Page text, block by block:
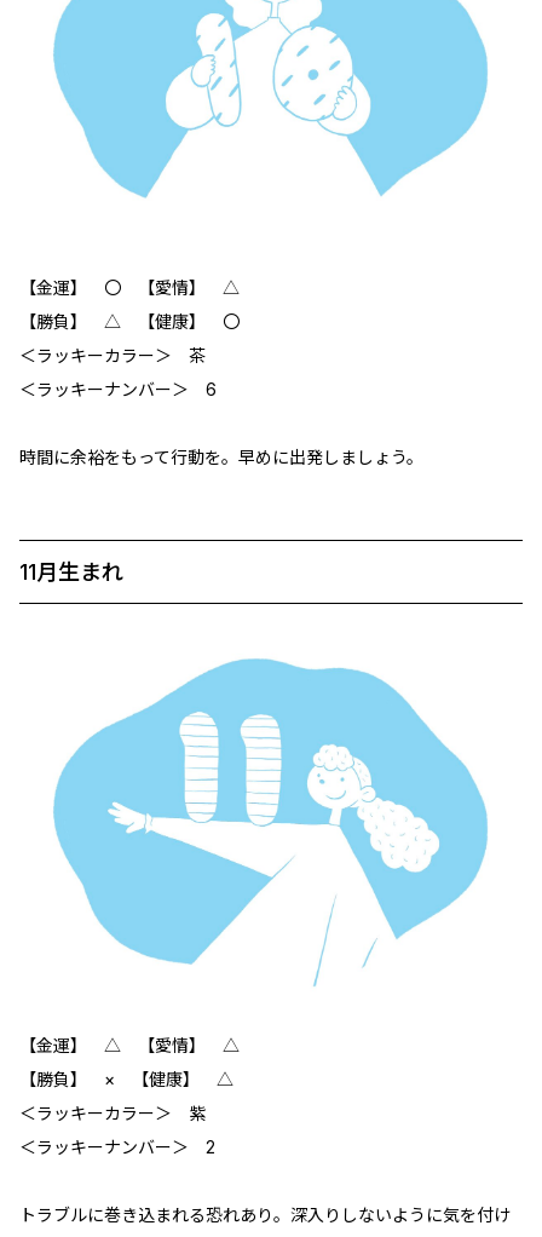
【金運】 〇 【愛情】 △
【勝負】 △ 【健康】 〇
＜ラッキーカラー＞ 茶
＜ラッキーナンバー＞ 6
時間に余裕をもって行動を。早めに出発しましょう。
11月生まれ
【金運】 △ 【愛情】 △
【勝負】 × 【健康】 △
＜ラッキーカラー＞ 紫
＜ラッキーナンバー＞ 2
トラブルに巻き込まれる恐れあり。深入りしないように気を付け